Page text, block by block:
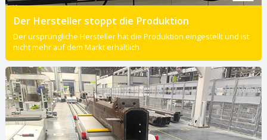
Der Hersteller stoppt die Produktion
Der ursprüngliche Hersteller hat die Produktion eingestellt und ist
nicht mehr auf dem Markt erhältlich